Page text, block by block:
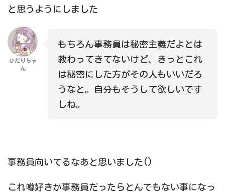
と思うようにしました
ひだりちゃ
ん
もちろん事務員は秘密主義だよとは
教わってきてないけど、きっとこれ
は秘密にした方がその人もいいだろ
うなと。自分もそうして欲しいです
しね。
事務員向いてるなあと思いました()
これ噂好きが事務員だったらとんでもない事になっ